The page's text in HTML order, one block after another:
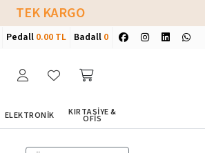
TEK KARGO
Pedall 0.00 TL Badall 0
ELEKTRONİK KIRTASİYE &
OFİS